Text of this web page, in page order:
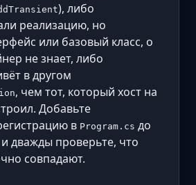
), либо
реализацию, но
или базовый класс, о
не знает, либо
в другом
, чем тот, который хост на
Добавьте
в Program.cs до
и дважды проверьте, что
совпадают.